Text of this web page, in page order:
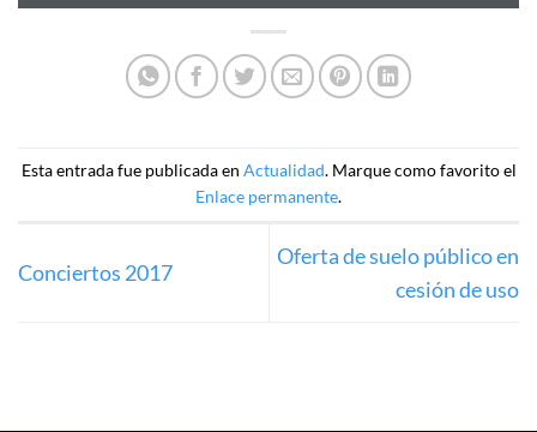
Esta entrada fue publicada en Actualidad. Marque como favorito el
Enlace permanente.
Conciertos 2017
Oferta de suelo público en
cesión de uso